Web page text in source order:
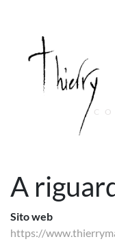
Main
A
Sito web
https://